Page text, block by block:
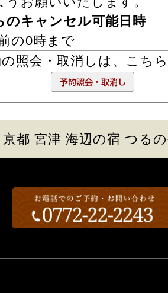
のキャンセル可能日時
の0時まで
照会・取消しは、 こちら
京都 宮津 海辺の宿 つる